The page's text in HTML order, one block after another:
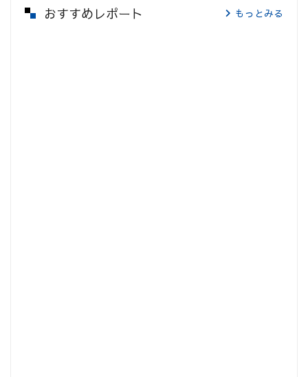
おすすめレポート もっとみる